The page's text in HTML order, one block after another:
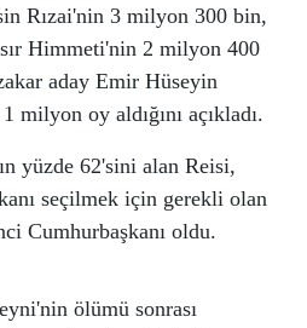
Rızai'nin 3 milyon 300 bin,
Himmeti'nin 2 milyon 400
aday Emir Hüseyin
milyon oy aldığını açıkladı.
yüzde 62'sini alan Reisi,
seçilmek için gerekli olan
Cumhurbaşkanı oldu.
ölümü sonrası